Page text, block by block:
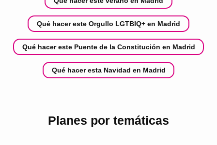
Qué hacer este Orgullo LGTBIQ+ en Madrid
Qué hacer este Puente de la Constitución en Madrid
Qué hacer esta Navidad en Madrid
Planes por temáticas